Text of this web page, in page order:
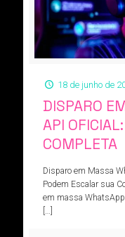
18 de junho de
DISPARO
API
COMPLETA
Disparo em Massa
Podem Escalar sua
em massa
[…]